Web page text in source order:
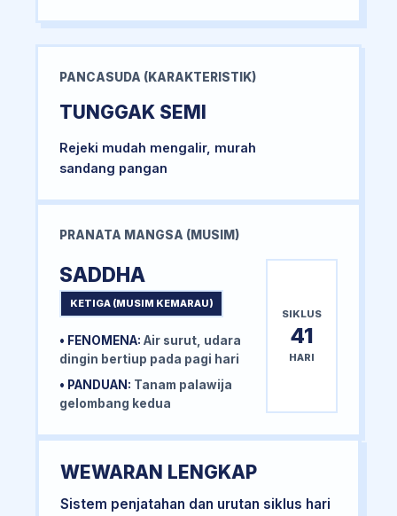
PANCASUDA (KARAKTERISTIK)
TUNGGAK SEMI
Rejeki mudah mengalir, murah
sandang pangan
PRANATA MANGSA (MUSIM)
SADDHA
KETIGA (MUSIM KEMARAU)
• FENOMENA: Air surut, udara
dingin bertiup pada pagi hari
• PANDUAN: Tanam palawija
gelombang kedua
SIKLUS
41
HARI
WEWARAN LENGKAP
Sistem penjatahan dan urutan siklus hari